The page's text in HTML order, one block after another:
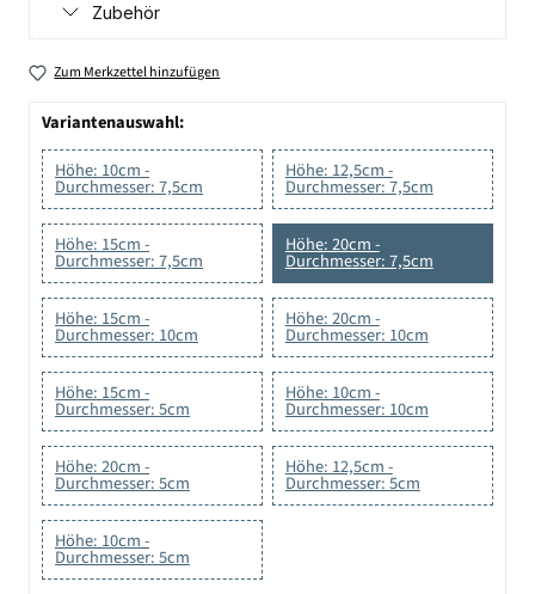
Zubehör
Zum Merkzettel hinzufügen
Variantenauswahl:
Höhe: 10cm -
Durchmesser: 7,5cm
Höhe: 12,5cm -
Durchmesser: 7,5cm
Höhe: 15cm -
Durchmesser: 7,5cm
Höhe: 20cm -
Durchmesser: 7,5cm
Höhe: 15cm -
Durchmesser: 10cm
Höhe: 20cm -
Durchmesser: 10cm
Höhe: 15cm -
Durchmesser: 5cm
Höhe: 10cm -
Durchmesser: 10cm
Höhe: 20cm -
Durchmesser: 5cm
Höhe: 12,5cm -
Durchmesser: 5cm
Höhe: 10cm -
Durchmesser: 5cm